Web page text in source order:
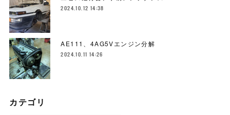
2024.10.12 14:38
AE111、4AG5Vエンジン分解
2024.10.11 14:26
カテゴリ